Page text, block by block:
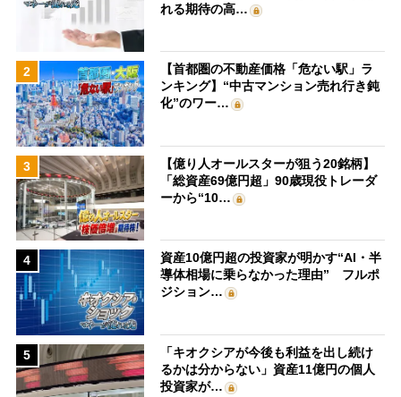
れる期待の高…
2
【首都圏の不動産価格「危ない駅」ラ
ンキング】“中古マンション売れ行き鈍
化”のワー…
3
【億り人オールスターが狙う20銘柄】
「総資産69億円超」90歳現役トレーダ
ーから“10…
4
資産10億円超の投資家が明かす“AI・半
導体相場に乗らなかった理由” フルポ
ジション…
5
「キオクシアが今後も利益を出し続け
るかは分からない」資産11億円の個人
投資家が…